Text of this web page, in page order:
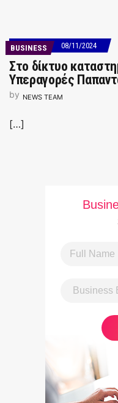
BUSINESS 08/11/2024
Στο δίκτυο
Υπεραγορές
by NEWS TEAM
[…]